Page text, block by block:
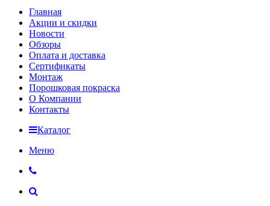
Главная
Акции и скидки
Новости
Обзоры
Оплата и доставка
Сертификаты
Монтаж
Порошковая покраска
О Компании
Контакты
Каталог
Меню